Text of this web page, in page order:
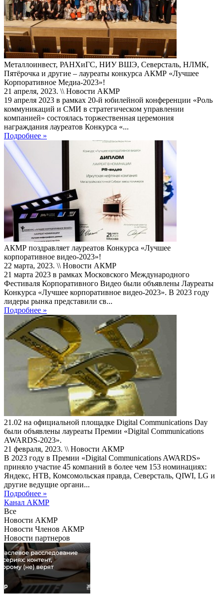
Металлоинвест, РАНХиГС, НИУ ВШЭ, Северсталь, НЛМК,
Пятёрочка и другие – лауреаты конкурса АКМР «Лучшее
Корпоративное Медиа-2023»!
21 апреля, 2023. \\ Новости АКМР
19 апреля 2023 в рамках 20-й юбилейной конференции «Роль
коммуникаций и СМИ в стратегическом управлении
компанией» состоялась торжественная церемония
награждания лауреатов Конкурса «...
Подробнее »
АКМР поздравляет лауреатов Конкурса «Лучшее
корпоративное видео-2023»!
22 марта, 2023. \\ Новости АКМР
21 марта 2023 в рамках Московского Международного
Фестиваля Корпоративного Видео были объявлены Лауреаты
Конкурса «Лучшее корпоративное видео-2023». В 2023 году
лидеры рынка представили св...
Подробнее »
21.02 на официальной площадке Digital Communications Day
были объявлены лауреаты Премии «Digital Communications
AWARDS-2023».
21 февраля, 2023. \\ Новости АКМР
В 2023 году в Премии «Digital Communications AWARDS»
приняло участие 45 компаний в более чем 153 номинациях:
Яндекс, НТВ, Комсомольская правда, Северсталь, QIWI, LG и
другие ведущие органи...
Подробнее »
Канал АКМР
Все
Новости АКМР
Новости Членов АКМР
Новости партнеров